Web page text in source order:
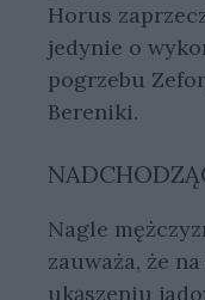
Horus
jedynie o
pogrzebu
Bereniki.
Nagle
zauważa, że
ukąszeniu